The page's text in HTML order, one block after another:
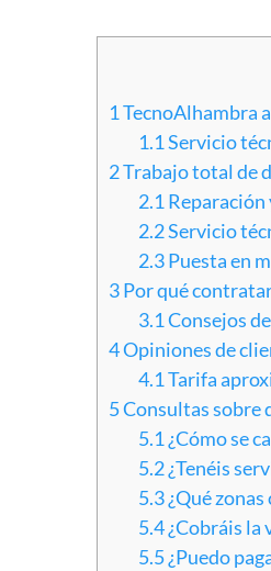
1TecnoAlhambra
1.1Servicio
2Trabajo total de
2.1
2.2Servicio
2.3Puesta en
3Por qué
3.1Consejos
4Opiniones de
4.1Tarifa
5Consultas sobre
5.1 ¿Cómo se
5.2¿Tenéis
5.3¿Qué
5.4¿Cobráis la
5.5¿Puedo